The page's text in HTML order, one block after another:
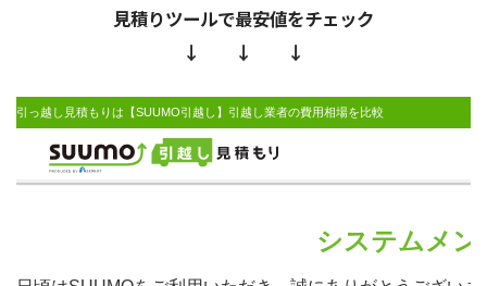
見積りツールで最安値をチェック
↓ ↓ ↓